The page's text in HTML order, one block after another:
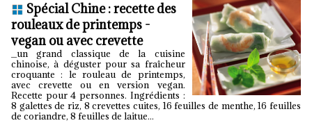
Spécial Chine : recette des
rouleaux de printemps -
vegan ou avec crevette
_un grand classique de la cuisine
chinoise, à déguster pour sa fraîcheur
croquante : le rouleau de printemps,
avec crevette ou en version vegan.
Recette pour 4 personnes. Ingrédients :
8 galettes de riz, 8 crevettes cuites, 16 feuilles de menthe, 16 feuilles
de coriandre, 8 feuilles de laitue...